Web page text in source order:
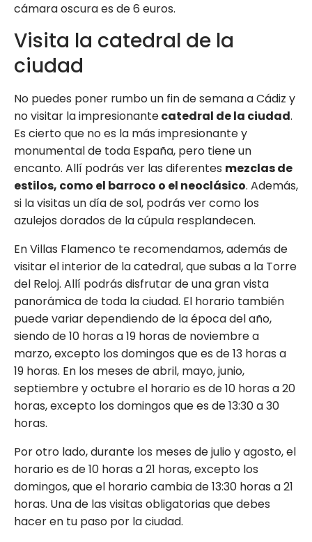
cámara oscura es de 6 euros.
Visita la catedral de la
ciudad
No puedes poner rumbo un fin de semana a Cádiz y
no visitar la impresionantecatedral de la ciudad.
Es cierto que no es la más impresionante y
monumental de toda España, pero tiene un
encanto. Allí podrás ver las diferentes mezclas de
estilos, como el barroco o el neoclásico. Además,
si la visitas un día de sol, podrás ver como los
azulejos dorados de la cúpula resplandecen.
En Villas Flamenco te recomendamos, además de
visitar el interior de la catedral, que subas a la Torre
del Reloj. Allí podrás disfrutar de una gran vista
panorámica de toda la ciudad. El horario también
puede variar dependiendo de la época del año,
siendo de 10 horas a 19 horas de noviembre a
marzo, excepto los domingos que es de 13 horas a
19 horas. En los meses de abril, mayo, junio,
septiembre y octubre el horario es de 10 horas a 20
horas, excepto los domingos que es de 13:30 a 30
horas.
Por otro lado, durante los meses de julio y agosto, el
horario es de 10 horas a 21 horas, excepto los
domingos, que el horario cambia de 13:30 horas a 21
horas. Una de las visitas obligatorias que debes
hacer en tu paso por la ciudad.